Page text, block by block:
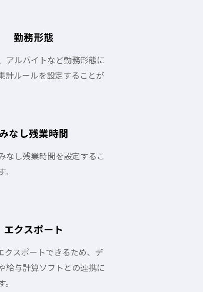
勤務形態
アルバイトなど勤務形態に
計ルールを設定することが
みなし残業時間
なし残業時間を設定するこ
エクスポート
クスポートできるため、デ
給与計算ソフトとの連携に